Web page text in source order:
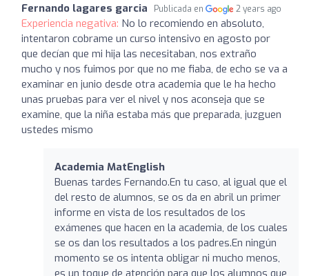
Fernando lagares garcia Publicada en 2 years ago
Experiencia negativa: No lo recomiendo en absoluto,
intentaron cobrame un curso intensivo en agosto por
que decían que mi hija las necesitaban, nos extraño
mucho y nos fuimos por que no me fiaba, de echo se va a
examinar en junio desde otra academia que le ha hecho
unas pruebas para ver el nivel y nos aconseja que se
examine, que la niña estaba más que preparada, juzguen
ustedes mismo
Academia MatEnglish
Buenas tardes Fernando.En tu caso, al igual que el
del resto de alumnos, se os da en abril un primer
informe en vista de los resultados de los
exámenes que hacen en la academia, de los cuales
se os dan los resultados a los padres.En ningún
momento se os intenta obligar ni mucho menos,
es un toque de atención para que los alumnos que